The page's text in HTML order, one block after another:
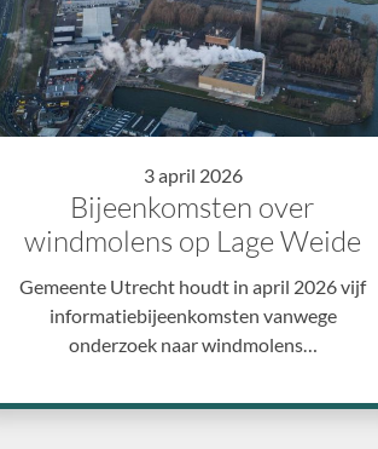
3 april 2026
Bijeenkomsten over
windmolens op Lage Weide
Gemeente Utrecht houdt in april 2026 vijf
informatiebijeenkomsten vanwege
onderzoek naar windmolens…